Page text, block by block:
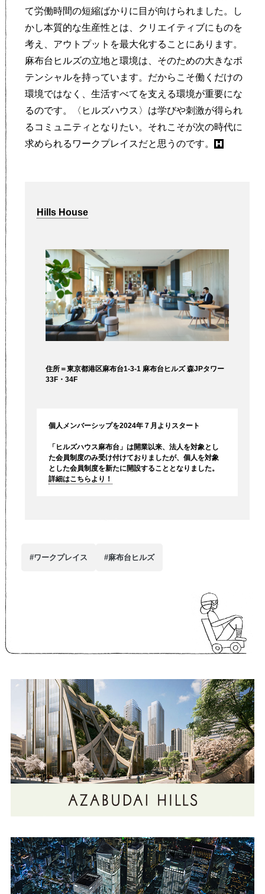
て労働時間の短縮ばかりに目が向けられました。し
かし本質的な生産性とは、クリエイティブにものを
考え、アウトプットを最大化することにあります。
麻布台ヒルズの立地と環境は、そのための大きなポ
テンシャルを持っています。だからこそ働くだけの
環境ではなく、生活すべてを支える環境が重要にな
るのです。〈ヒルズハウス〉は学びや刺激が得られ
るコミュニティとなりたい。それこそが次の時代に
求められるワークプレイスだと思うのです。
Hills House
住所＝東京都港区麻布台1-3-1 麻布台ヒルズ 森JPタワー
33F・34F
個人メンバーシップを2024年７月よりスタート
「ヒルズハウス麻布台」は開業以来、法人を対象とし
た会員制度のみ受け付けておりましたが、個人を対象
とした会員制度を新たに開設することとなりました。
詳細はこちらより！
#ワークプレイス #麻布台ヒルズ